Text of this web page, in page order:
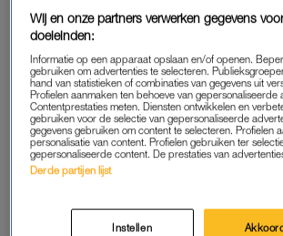
aan hoe het Kamerlid in de wereld staat.
wij ongepast en zeer onverstandig”, aldus
“Het Kamerlid hoort te weten dat zoiets
oproepen op het eiland.” Ze benoemen ook
is om hiervan een melding te maken bij de
regering en hopen dat Den Haan
VERDEELDHEID
Het gevoelige bezoek resulteert in verdere
tussen het noorden van Cyprus en de rest
Wij en onze partners verwerken gegevens
doeleinden:
Informatie op een apparaat opslaan en/of openen.
gebruiken om advertenties te selecteren.
hand van statistieken of combinaties van gegevens uit
Profielen aanmaken ten behoeve van gepersonaliseerde
Contentprestaties meten. Diensten ontwikkelen en
gebruiken voor de selectie van gepersonaliseerde
gegevens gebruiken om content te selecteren. Profielen
personalisatie van content. Profielen gebruiken ter
gepersonaliseerde content. De prestaties van
Derde partijen lijst
Instellen